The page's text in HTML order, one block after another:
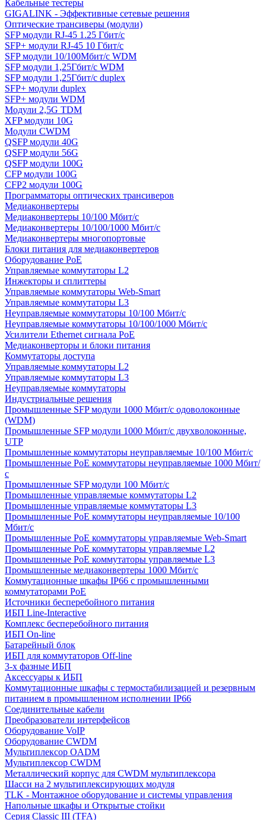
Кабельные тестеры
GIGALINK - Эффективные сетевые решения
Оптические трансиверы (модули)
SFP модули RJ-45 1.25 Гбит/c
SFP+ модули RJ-45 10 Гбит/c
SFP модули 10/100Мбит/с WDM
SFP модули 1,25Гбит/с WDM
SFP модули 1,25Гбит/с duplex
SFP+ модули duplex
SFP+ модули WDM
Модули 2,5G TDM
XFP модули 10G
Модули CWDM
QSFP модули 40G
QSFP модули 56G
QSFP модули 100G
CFP модули 100G
CFP2 модули 100G
Программаторы оптических трансиверов
Медиаконвертеры
Медиаконвертеры 10/100 Мбит/с
Медиаконвертеры 10/100/1000 Мбит/c
Медиаконвертеры многопортовые
Блоки питания для медиаконвертеров
Оборудование PoE
Управляемые коммутаторы L2
Инжекторы и сплиттеры
Управляемые коммутаторы Web-Smart
Управляемые коммутаторы L3
Неуправляемые коммутаторы 10/100 Мбит/с
Неуправляемые коммутаторы 10/100/1000 Мбит/с
Усилители Ethernet сигнала PoE
Медиаконверторы и блоки питания
Коммутаторы доступа
Управляемые коммутаторы L2
Управляемые коммутаторы L3
Неуправляемые коммутаторы
Индустриальные решения
Промышленные SFP модули 1000 Мбит/c одоволоконные
(WDM)
Промышленные SFP модули 1000 Мбит/c двухволоконные,
UTP
Промышленные коммутаторы неуправляемые 10/100 Мбит/с
Промышленные PoE коммутаторы неуправляемые 1000 Мбит/
с
Промышленные SFP модули 100 Мбит/c
Промышленные управляемые коммутаторы L2
Промышленные управляемые коммутаторы L3
Промышленные PoE коммутаторы неуправляемые 10/100
Мбит/с
Промышленные PoE коммутаторы управляемые Web-Smart
Промышленные PoE коммутаторы управляемые L2
Промышленные PoE коммутаторы управляемые L3
Промышленные медиаконвертеры 1000 Мбит/с
Коммутационные шкафы IP66 c промышленными
коммутаторами PoE
Источники бесперебойного питания
ИБП Line-Interactive
Комплекс бесперебойного питания
ИБП On-line
Батарейный блок
ИБП для коммутаторов Off-line
3-х фазные ИБП
Аксессуары к ИБП
Коммутационные шкафы с термостабилизацией и резервным
питанием в промышленном исполнении IP66
Соединительные кабели
Преобразователи интерфейсов
Оборудование VoIP
Оборудование CWDM
Мультиплекcор OADM
Мультиплексор CWDM
Металлический корпус для CWDM мультиплексора
Шасси на 2 мультиплексирующих модуля
TLK - Монтажное оборудование и системы управления
Напольные шкафы и Открытые стойки
Серия Classic III (TFA)